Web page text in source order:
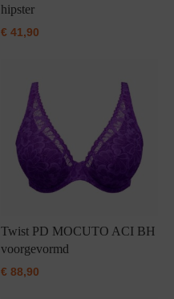
hipster
€41,90
Twist PD MOCUTO ACI BH
voorgevormd
€88,90